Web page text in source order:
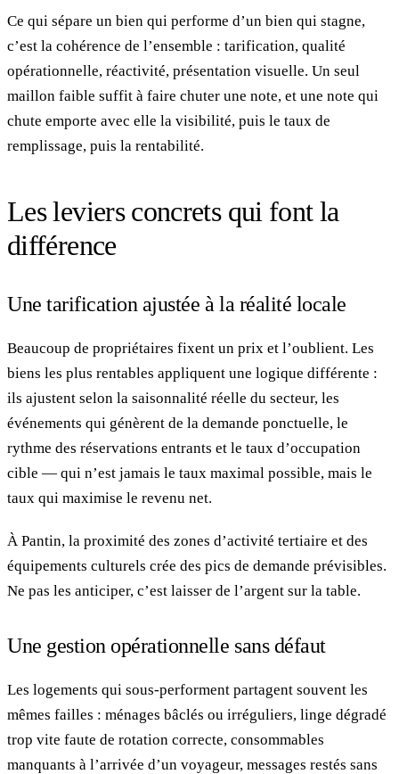
Ce qui sépare un bien qui performe d’un bien qui stagne,
c’est la cohérence de l’ensemble : tarification, qualité
opérationnelle, réactivité, présentation visuelle. Un seul
maillon faible suffit à faire chuter une note, et une note qui
chute emporte avec elle la visibilité, puis le taux de
remplissage, puis la rentabilité.
Les leviers concrets qui font la
différence
Une tarification ajustée à la réalité locale
Beaucoup de propriétaires fixent un prix et l’oublient. Les
biens les plus rentables appliquent une logique différente :
ils ajustent selon la saisonnalité réelle du secteur, les
événements qui génèrent de la demande ponctuelle, le
rythme des réservations entrants et le taux d’occupation
cible — qui n’est jamais le taux maximal possible, mais le
taux qui maximise le revenu net.
À Pantin, la proximité des zones d’activité tertiaire et des
équipements culturels crée des pics de demande prévisibles.
Ne pas les anticiper, c’est laisser de l’argent sur la table.
Une gestion opérationnelle sans défaut
Les logements qui sous-performent partagent souvent les
mêmes failles : ménages bâclés ou irréguliers, linge dégradé
trop vite faute de rotation correcte, consommables
manquants à l’arrivée d’un voyageur, messages restés sans